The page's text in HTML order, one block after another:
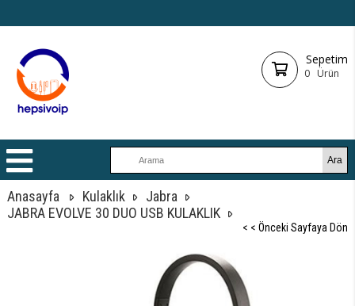
Sepetim
0 Ürün
Anasayfa Kulaklık
Jabra
JABRA EVOLVE 30 DUO USB KULAKLIK
< < Önceki Sayfaya Dön